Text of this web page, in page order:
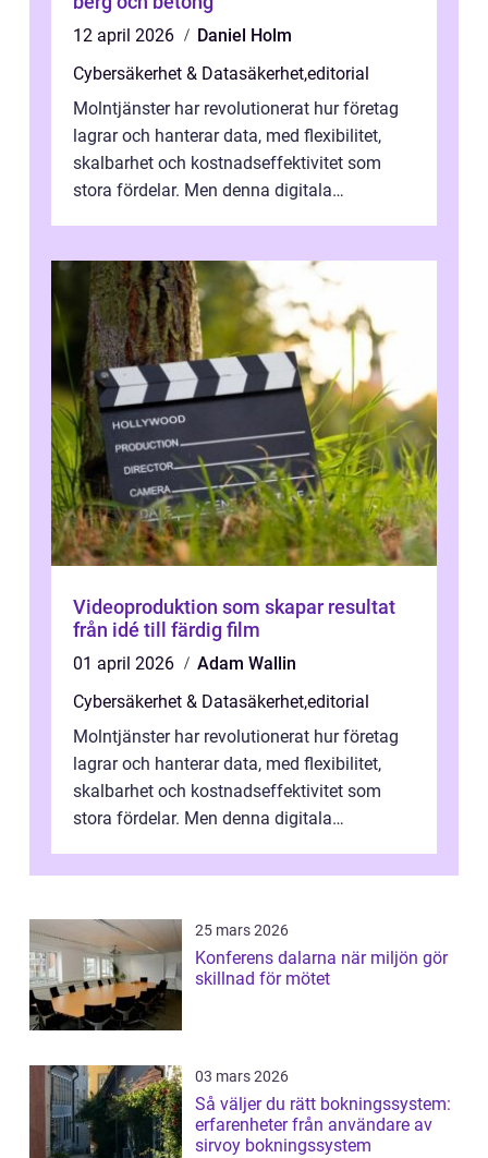
12 april 2026
Daniel Holm
Cybersäkerhet & Datasäkerhet,editorial
Molntjänster har revolutionerat hur företag
lagrar och hanterar data, med flexibilitet,
skalbarhet och kostnadseffektivitet som
stora fördelar. Men denna digitala
Videoproduktion som skapar resultat
från idé till färdig film
01 april 2026
Adam Wallin
Cybersäkerhet & Datasäkerhet,editorial
Molntjänster har revolutionerat hur företag
lagrar och hanterar data, med flexibilitet,
skalbarhet och kostnadseffektivitet som
stora fördelar. Men denna digitala
25 mars 2026
Konferens dalarna när miljön gör
skillnad för mötet
03 mars 2026
Så väljer du rätt bokningssystem:
erfarenheter från användare av
sirvoy bokningssystem